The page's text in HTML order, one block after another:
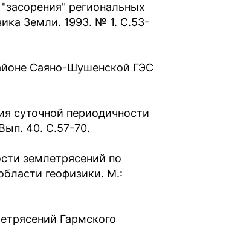
региональных
Земли. 1993. № 1. С.53-
Саяно-Шушенской ГЭС
суточной периодичности
40. С.57-70.
землетрясений по
геофизики. М.:
Гармского